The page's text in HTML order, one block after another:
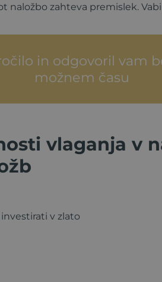
naložbo zahteva premislek.
in odgovoril vam
možnem času
vlaganja v
v zlato